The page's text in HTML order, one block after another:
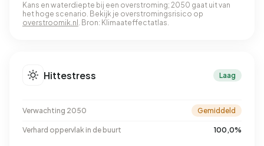
Kans en waterdiepte bij een overstroming; 2050 gaat uit van
het hoge scenario. Bekijk je overstromingsrisico op
overstroomik.nl . Bron: Klimaateffectatlas.
Hittestress Laag
Verwachting 2050 Gemiddeld
Verhard oppervlak in de buurt 100,0%